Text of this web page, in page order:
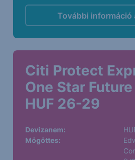
További információ
Citi Protect
One Star
HUF 26-29
Devizanem:
Mögöttes: